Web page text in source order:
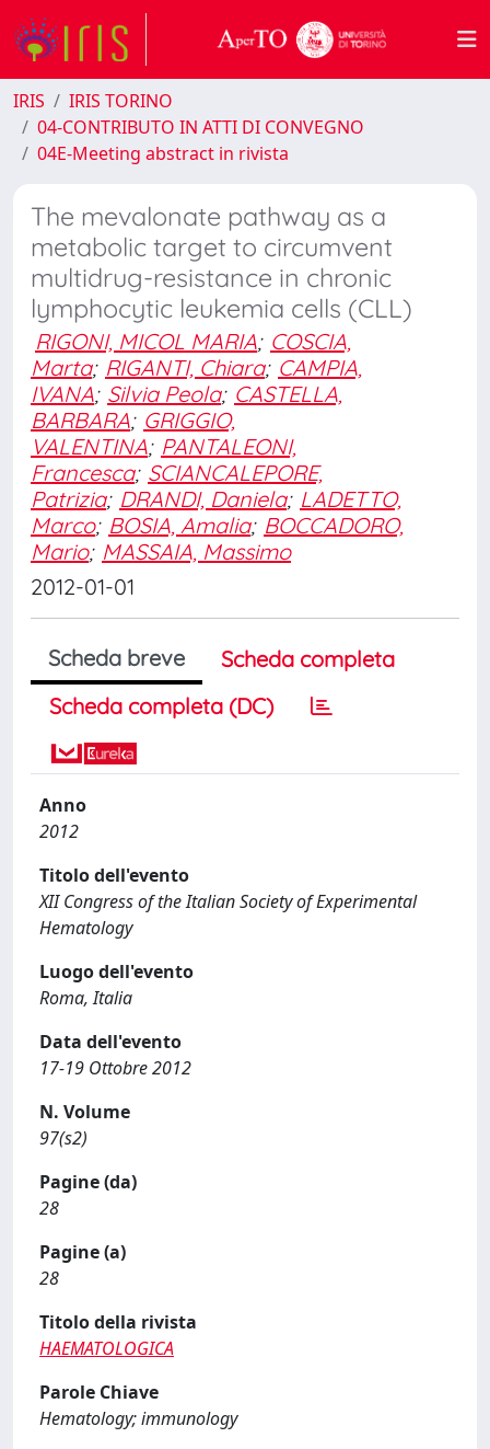
IRIS
IRIS TORINO
04-CONTRIBUTO IN ATTI DI CONVEGNO
04E-Meeting abstract in rivista
The mevalonate pathway as a
metabolic target to circumvent
multidrug-resistance in chronic
lymphocytic leukemia cells (CLL)
RIGONI, MICOL MARIA; COSCIA,
Marta; RIGANTI, Chiara; CAMPIA,
IVANA; Silvia Peola; CASTELLA,
BARBARA; GRIGGIO,
VALENTINA; PANTALEONI,
Francesca; SCIANCALEPORE,
Patrizia; DRANDI, Daniela; LADETTO,
Marco; BOSIA, Amalia; BOCCADORO,
Mario; MASSAIA, Massimo
2012-01-01
Scheda breve
Scheda completa
Scheda completa (DC)
Anno
2012
Titolo dell'evento
XII Congress of the Italian Society of Experimental
Hematology
Luogo dell'evento
Roma, Italia
Data dell'evento
17-19 Ottobre 2012
N. Volume
97(s2)
Pagine (da)
28
Pagine (a)
28
Titolo della rivista
HAEMATOLOGICA
Parole Chiave
Hematology; immunology